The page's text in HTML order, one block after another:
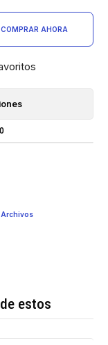
COMPRAR AHORA
Archivos
estos